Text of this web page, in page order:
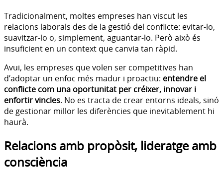
Tradicionalment, moltes empreses han viscut les
relacions laborals des de la gestió del conflicte: evitar-lo,
suavitzar-lo o, simplement, aguantar-lo. Però això és
insuficient en un context que canvia tan ràpid.
Avui, les empreses que volen ser competitives han
d’adoptar un enfoc més madur i proactiu: entendre el
conflicte com una oportunitat per créixer, innovar i
enfortir vincles. No es tracta de crear entorns ideals, sinó
de gestionar millor les diferències que inevitablement hi
haurà.
Relacions amb propòsit, lideratge amb
consciència